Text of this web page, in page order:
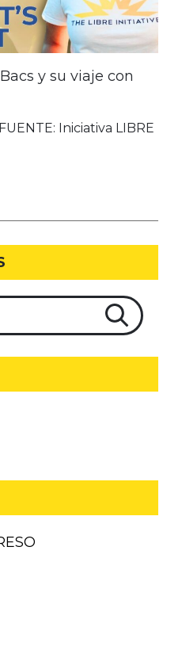
y su viaje con
FUENTE: Iniciativa LIBRE